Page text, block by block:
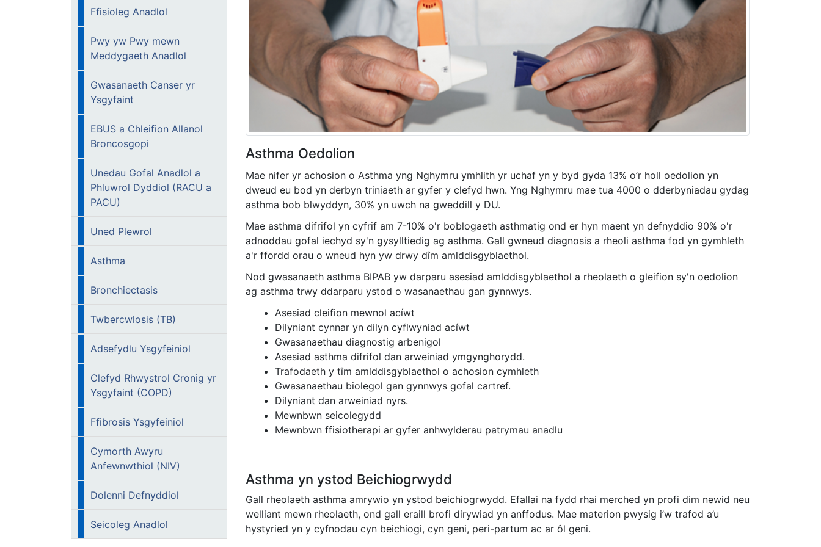
Ffisioleg Anadlol
Pwy yw Pwy mewn
Meddygaeth Anadlol
Gwasanaeth Canser yr
Ysgyfaint
EBUS a Chleifion Allanol
Broncosgopi
Unedau Gofal Anadlol a
Phluwrol Dyddiol (RACU a
PACU)
Uned Plewrol
Asthma
Bronchiectasis
Twbercwlosis (TB)
Adsefydlu Ysgyfeiniol
Clefyd Rhwystrol Cronig yr
Ysgyfaint (COPD)
Ffibrosis Ysgyfeiniol
Cymorth Awyru
Anfewnwthiol (NIV)
Dolenni Defnyddiol
Seicoleg Anadlol
Asthma Oedolion
Mae nifer yr achosion o Asthma yng Nghymru ymhlith yr uchaf yn y byd gyda 13% o’r holl oedolion yn
dweud eu bod yn derbyn triniaeth ar gyfer y clefyd hwn. Yng Nghymru mae tua 4000 o dderbyniadau gydag
asthma bob blwyddyn, 30% yn uwch na gweddill y DU.
Mae asthma difrifol yn cyfrif am 7-10% o'r boblogaeth asthmatig ond er hyn maent yn defnyddio 90% o'r
adnoddau gofal iechyd sy'n gysylltiedig ag asthma. Gall gwneud diagnosis a rheoli asthma fod yn gymhleth
a'r ffordd orau o wneud hyn yw drwy dîm amlddisgyblaethol.
Nod gwasanaeth asthma BIPAB yw darparu asesiad amlddisgyblaethol a rheolaeth o gleifion sy'n oedolion
ag asthma trwy ddarparu ystod o wasanaethau gan gynnwys.
Asesiad cleifion mewnol acíwt
Dilyniant cynnar yn dilyn cyflwyniad acíwt
Gwasanaethau diagnostig arbenigol
Asesiad asthma difrifol dan arweiniad ymgynghorydd.
Trafodaeth y tîm amlddisgyblaethol o achosion cymhleth
Gwasanaethau biolegol gan gynnwys gofal cartref.
Dilyniant dan arweiniad nyrs.
Mewnbwn seicolegydd
Mewnbwn ffisiotherapi ar gyfer anhwylderau patrymau anadlu
Asthma yn ystod Beichiogrwydd
Gall rheolaeth asthma amrywio yn ystod beichiogrwydd. Efallai na fydd rhai merched yn profi dim newid neu
welliant mewn rheolaeth, ond gall eraill brofi dirywiad yn anffodus. Mae materion pwysig i’w trafod a’u
hystyried yn y cyfnodau cyn beichiogi, cyn geni, peri-partum ac ar ôl geni.